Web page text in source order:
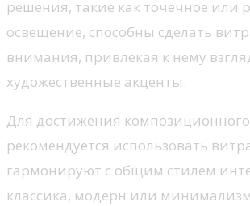
решения, такие как точечное или
освещение, способны сделать
внимания, привлекая к нему
художественные акценты.
Для достижения
рекомендуется использовать
гармонируют с общим стилем
классика, модерн или